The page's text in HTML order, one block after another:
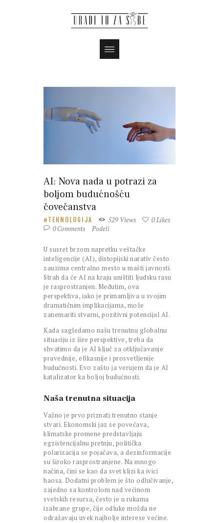
AI: Nova nada u potrazi za
boljom budućnošću
čovečanstva
TEHNOLOGIJA 529 Views 0Likes
0Comments Podeli
U susret brzom napretku veštačke
inteligencije (AI), distopijski narativ često
zauzima centralno mesto u mašti javnosti.
Strah da će AI na kraju uništiti ljudsku rasu
je rasprostranjen. Međutim, ova
perspektiva, iako je primamljiva u svojim
dramatičnim implikacijama, može
zanemariti stvarni, pozitivni potencijal AI.
Kada sagledamo našu trenutnu globalnu
situaciju iz šire perspektive, treba da
shvatimo da je AI ključ za otključavanje
pravednije, efikasnije i prosvetljenije
budućnosti. Evo zašto ja verujem da je AI
katalizator ka boljoj budućnosti.
Naša trenutna situacija
Važno je prvo priznati trenutno stanje
stvari. Ekonomski jaz se povećava,
klimatske promene predstavljaju
egzistencijalnu pretnju, politička
polarizacija se pojačava, a dezinformacije
su široko rasprostranjene. Na mnogo
načina, čini se kao da svet klizi ka ivici
haosa. Dodatni problem je što odlučivanje,
zajedno sa kontrolom nad većinom
svetskih resursa, često je u rukama
izabrane grupe, čije odluke možda ne
odražavaju uvek najbolje interese većine.